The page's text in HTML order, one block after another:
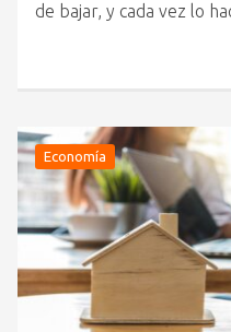
de bajar, y cada vez lo
Economía